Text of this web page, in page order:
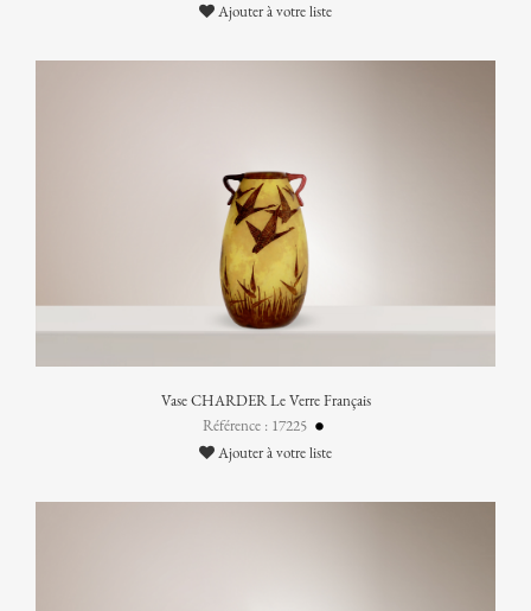
Ajouter à votre liste
Vase CHARDER Le Verre Français
Référence : 17225
Ajouter à votre liste